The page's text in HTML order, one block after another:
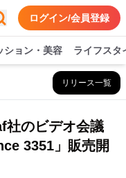
ログイン/会員登録
ション・美容 ライフスタ
リリース一覧
社のビデオ会議
3351」販売開